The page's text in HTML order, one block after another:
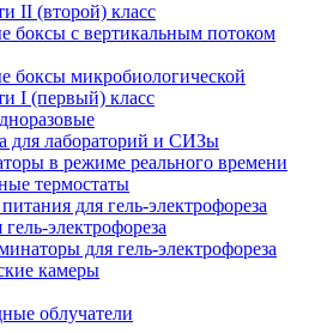
II (второй) класс
боксы с вертикальным потоком
боксы микробиологической
I (первый) класс
для лабораторий и СИЗы
в режиме реального времени
термостаты
для гель-электрофореза
электрофореза
для гель-электрофореза
камеры
облучатели